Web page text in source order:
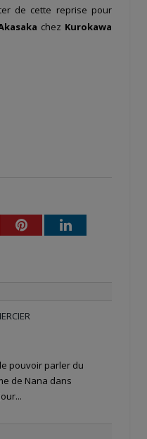
de cette reprise pour
chez Kurokawa
PinterestLinkedIn
pouvoir parler du
de Nana dans